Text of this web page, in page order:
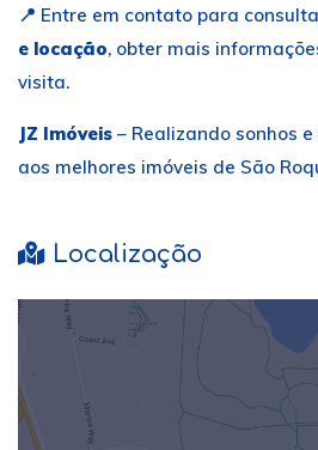
📍 Entre em contato para
e locação, obter mais
visita.
JZ Imóveis – Realizando sonhos
aos melhores imóveis de São
Localização